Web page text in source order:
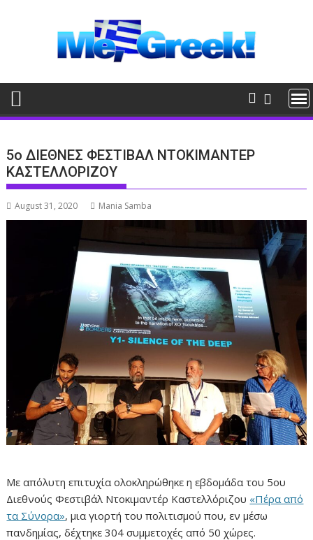
5ο ΔΙΕΘΝΕΣ ΦΕΣΤΙΒΑΛ ΝΤΟΚΙΜΑΝΤΕΡ
ΚΑΣΤΕΛΛΟΡΙΖΟΥ
August 31, 2020 Mania Samba
Με απόλυτη επιτυχία ολοκληρώθηκε η εβδομάδα του 5ου
Διεθνούς Φεστιβάλ Ντοκιμαντέρ Καστελλόριζου «Πέρα από
τα Σύνορα», μια γιορτή του πολιτισμού που, εν μέσω
πανδημίας, δέχτηκε 304 συμμετοχές από 50 χώρες.